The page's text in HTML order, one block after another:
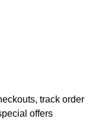
track order
offers